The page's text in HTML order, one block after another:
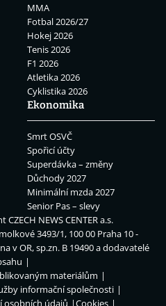
MMA
Fotbal 2026/27
Hokej 2026
Tenis 2026
F1 2026
Atletika 2026
Cyklistika 2026
Ekonomika
Smrt OSVČ
Spořicí účty
Superdávka – změny
Důchody 2027
Minimální mzda 2027
Senior Pas – slevy
CZECH NEWS CENTER a.s.
3493/1, 100 00 Praha 10 -
v OR, sp.zn. B 19490 a dodavatelé
materiálům
informační společnosti
osobních údajů
Cookies